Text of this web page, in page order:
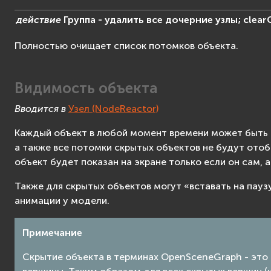
действие Группа - удалить все дочерние узлы;
Полностью очищает список потомков объекта.
Видимость объекта
Вводится в Узел (NodeReactor)
Каждый объект в любой момент времени может быть
а также все потомки скрытых объектов не будут
объект будет показан на экране только если он сам,
Также для скрытых объектов могут «вставать на
анимации у модели.
Примечание
Скрытие объекта в терминах OpenSceneGraph -